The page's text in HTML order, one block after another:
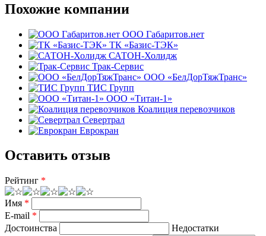
Похожие компании
ООО Габаритов.нет
ТК «Базис-ТЭК»
САТОН-Холидж
Трак-Сервис
ООО «БелДорТяжТранс»
ТИС Групп
ООО «Титан-1»
Коалиция перевозчиков
Севертрал
Еврокран
Оставить отзыв
Рейтинг *
Имя *
E-mail *
Достоинства
Недостатки